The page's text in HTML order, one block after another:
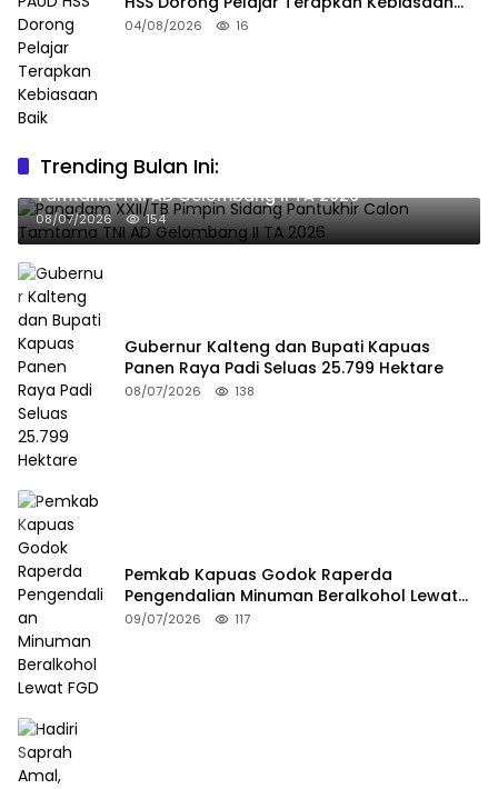
Baik
04/08/2026 16
Trending Bulan Ini:
Pangdam XXII/TB Pimpin Sidang Pantukhir Calon
Tamtama TNI AD Gelombang II TA 2026
08/07/2026 154
Gubernur Kalteng dan Bupati Kapuas
Panen Raya Padi Seluas 25.799 Hektare
08/07/2026 138
Pemkab Kapuas Godok Raperda
Pengendalian Minuman Beralkohol Lewat
FGD
09/07/2026 117